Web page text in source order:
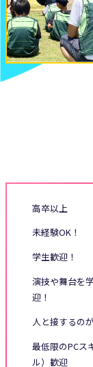
高卒以上
未経験OK！
学生歓迎！
演技や舞台を
迎！
人と接するの
最低限のPCス
ル）歓迎